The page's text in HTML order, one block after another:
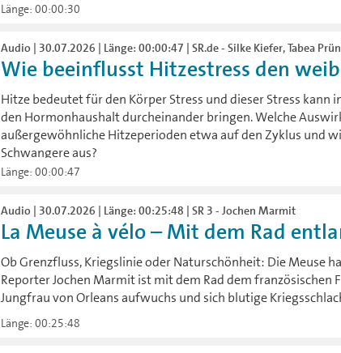
Länge: 00:00:30
Audio | 30.07.2026 | Länge: 00:00:47 | SR.de - Silke Kiefer, Tabea
Wie beeinflusst Hitzestress den
Hitze bedeutet für den Körper Stress und dieser Stress kann
den Hormonhaushalt durcheinander bringen. Welche
außergewöhnliche Hitzeperioden etwa auf den Zyklus und
Schwangere aus?
Länge: 00:00:47
Audio | 30.07.2026 | Länge: 00:25:48 | SR 3 - Jochen Marmit
La Meuse à vélo – Mit dem Rad
Ob Grenzfluss, Kriegslinie oder Naturschönheit: Die Meuse
Reporter Jochen Marmit ist mit dem Rad dem französischen
Jungfrau von Orleans aufwuchs und sich blutige
Länge: 00:25:48